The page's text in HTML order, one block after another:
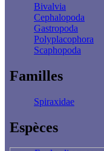
Bivalvia
Cephalopoda
Gastropoda
Polyplacophora
Scaphopoda
Familles
Spiraxidae
Espèces